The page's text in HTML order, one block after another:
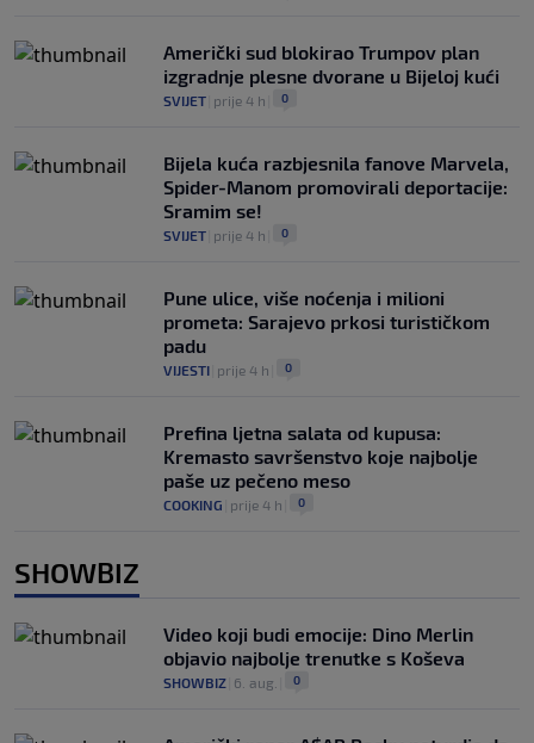
Američki sud blokirao Trumpov plan
izgradnje plesne dvorane u Bijeloj kući
SVIJET prije 4 h 0
Bijela kuća razbjesnila fanove Marvela,
Spider-Manom promovirali deportacije:
Sramim se!
SVIJET prije 4 h 0
Pune ulice, više noćenja i milioni
prometa: Sarajevo prkosi turističkom
padu
VIJESTI prije 4 h 0
Prefina ljetna salata od kupusa:
Kremasto savršenstvo koje najbolje
paše uz pečeno meso
COOKING prije 4 h 0
SHOWBIZ
Video koji budi emocije: Dino Merlin
objavio najbolje trenutke s Koševa
SHOWBIZ 6. aug. 0